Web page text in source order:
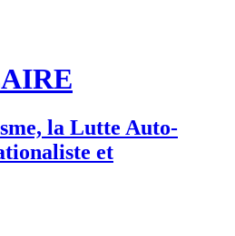
la Lutte Auto-
et